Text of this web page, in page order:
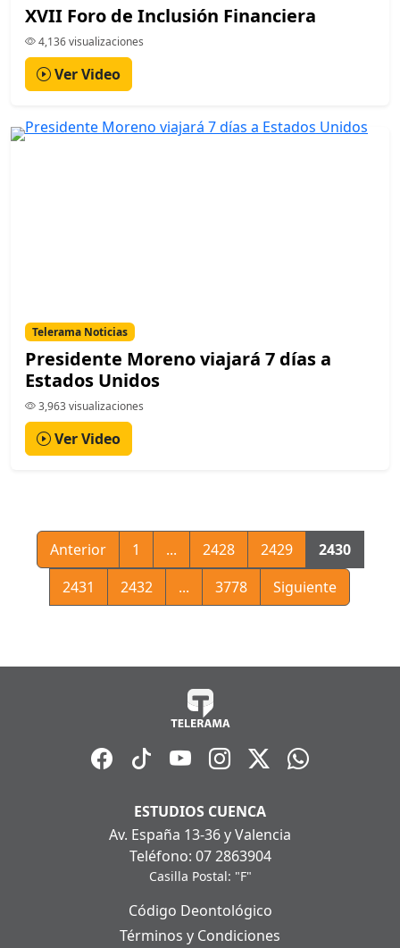
XVII Foro de Inclusión Financiera
4,136 visualizaciones
Ver Video
Telerama Noticias
Presidente Moreno viajará 7 días a
Estados Unidos
3,963 visualizaciones
Ver Video
Anterior 1 ... 2428 2429
2430
2431
2432 ... 3778 Siguiente
ESTUDIOS CUENCA
Av. España 13-36 y Valencia
Teléfono: 07 2863904
Casilla Postal: "F"
Código Deontológico
Términos y Condiciones